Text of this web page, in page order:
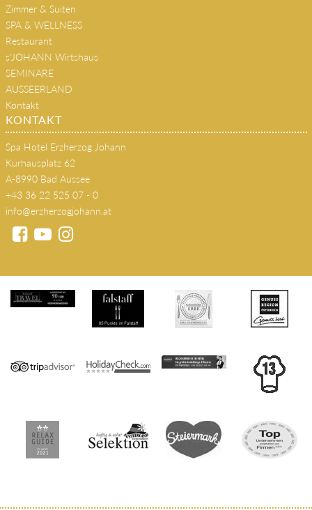
Zimmer & Suiten
SPA & WELLNESS
Restaurant
s'JOHANN Wirtshaus
SEMINARE
AUSSEERLAND
Kontakt
KONTAKT
Spa Hotel Erzherzog Johann
Kurhausplatz 62
A-8990 Bad Aussee
+43 36 22 525 07 - 0
info@erzherzogjohann.at